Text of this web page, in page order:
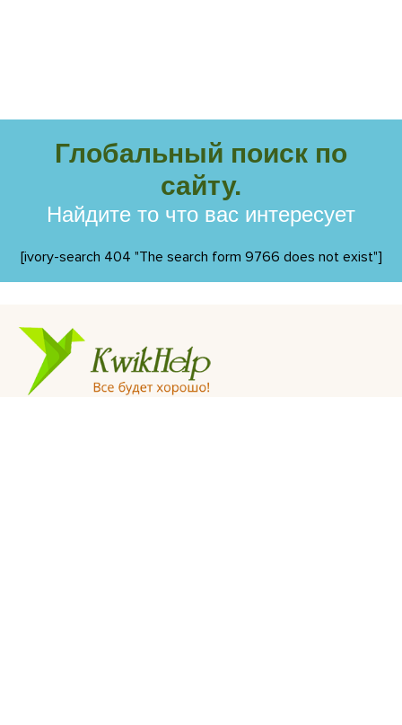
Глобальный поиск по
сайту.
Найдите то что вас интересует
[ivory-search 404 "The search form 9766 does not exist"]